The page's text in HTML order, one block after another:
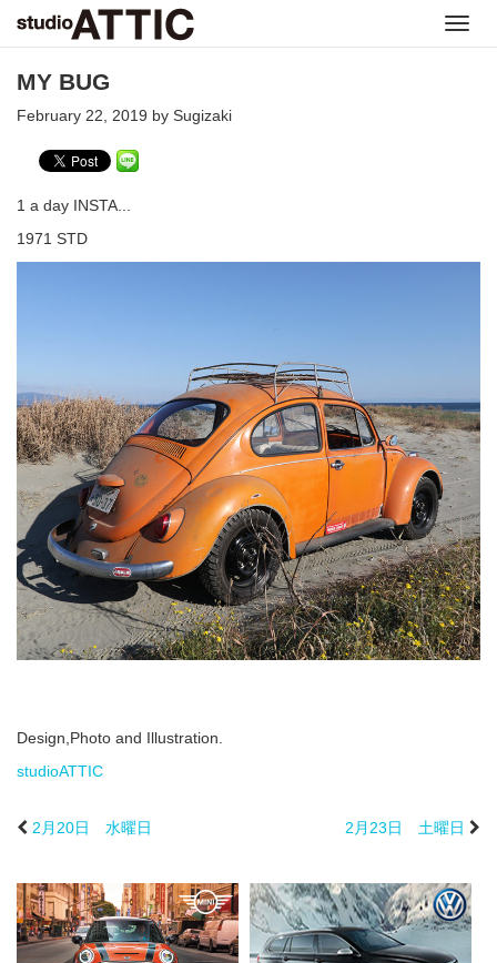
MY BUG
February 22, 2019 by Sugizaki
1 a day INSTA...
1971 STD
Design,Photo and Illustration.
studioATTIC
2月20日 水曜日 2月23日 土曜日